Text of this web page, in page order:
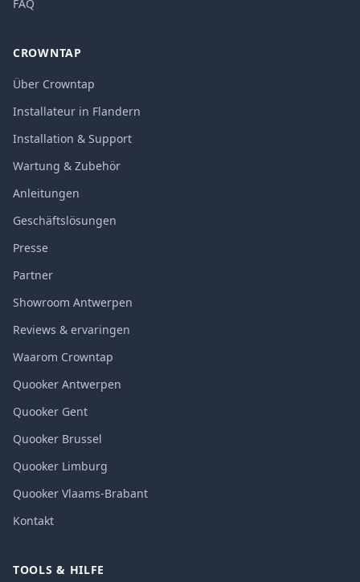
FAQ
CROWNTAP
Über Crowntap
Installateur in Flandern
Installation & Support
Wartung & Zubehör
Anleitungen
Geschäftslösungen
Presse
Partner
Showroom Antwerpen
Reviews & ervaringen
Waarom Crowntap
Quooker Antwerpen
Quooker Gent
Quooker Brussel
Quooker Limburg
Quooker Vlaams-Brabant
Kontakt
TOOLS & HILFE